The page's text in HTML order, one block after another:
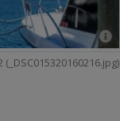
(_DSC015320160216.jpg)